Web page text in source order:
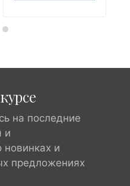
на последние
и
новинках и
предложениях